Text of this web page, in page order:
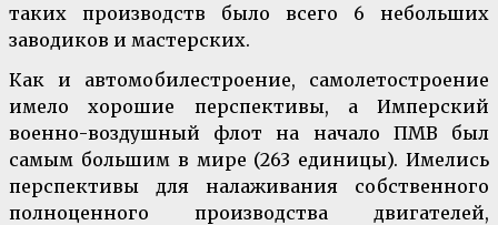
таких производств было всего 6 небольших
заводиков и мастерских.
Как и автомобилестроение, самолетостроение
имело хорошие перспективы, а Имперский
военно-воздушный флот на начало ПМВ был
самым большим в мире (263 единицы). Имелись
перспективы для налаживания собственного
полноценного производства двигателей,